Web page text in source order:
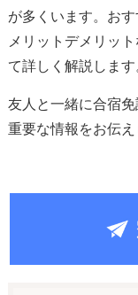
が多くいます。お
メリットデメリッ
て詳しく解説します
友人と一緒に合宿
重要な情報をお伝え